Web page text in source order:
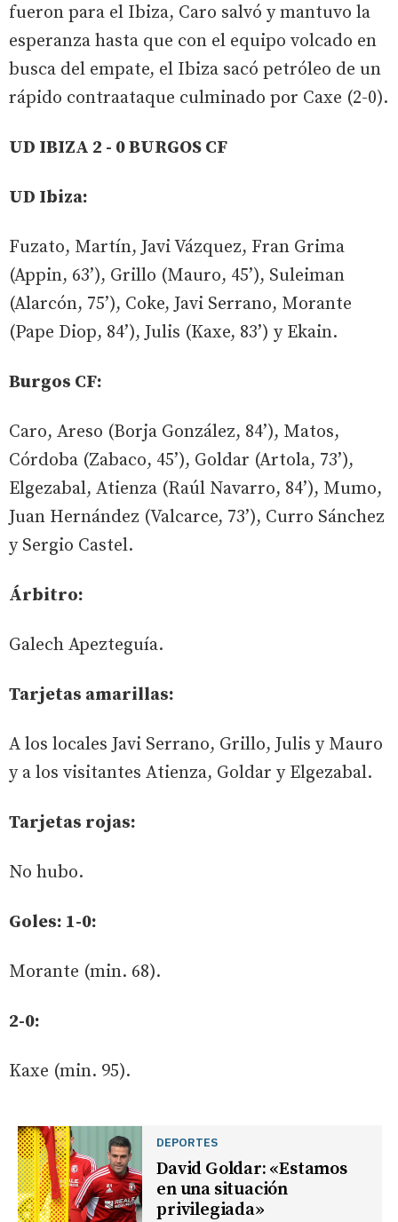
fueron para el Ibiza, Caro salvó y mantuvo la
esperanza hasta que con el equipo volcado en
busca del empate, el Ibiza sacó petróleo de un
rápido contraataque culminado por Caxe (2-0).
UD IBIZA 2 - 0 BURGOS CF
UD Ibiza:
Fuzato, Martín, Javi Vázquez, Fran Grima
(Appin, 63’), Grillo (Mauro, 45’), Suleiman
(Alarcón, 75’), Coke, Javi Serrano, Morante
(Pape Diop, 84’), Julis (Kaxe, 83’) y Ekain.
Burgos CF:
Caro, Areso (Borja González, 84’), Matos,
Córdoba (Zabaco, 45’), Goldar (Artola, 73’),
Elgezabal, Atienza (Raúl Navarro, 84’), Mumo,
Juan Hernández (Valcarce, 73’), Curro Sánchez
y Sergio Castel.
Árbitro:
Galech Apezteguía.
Tarjetas amarillas:
A los locales Javi Serrano, Grillo, Julis y Mauro
y a los visitantes Atienza, Goldar y Elgezabal.
Tarjetas rojas:
No hubo.
Goles: 1-0:
Morante (min. 68).
2-0:
Kaxe (min. 95).
DEPORTES
David Goldar: «Estamos
en una situación
privilegiada»